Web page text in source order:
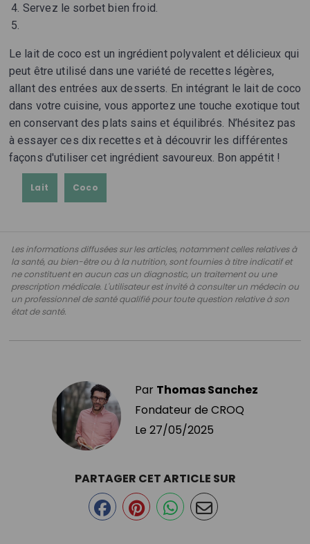
Servez le sorbet bien froid.
Le lait de coco est un ingrédient polyvalent et délicieux qui
peut être utilisé dans une variété de recettes légères,
allant des entrées aux desserts. En intégrant le lait de coco
dans votre cuisine, vous apportez une touche exotique tout
en conservant des plats sains et équilibrés. N’hésitez pas
à essayer ces dix recettes et à découvrir les différentes
façons d'utiliser cet ingrédient savoureux. Bon appétit !
Lait Coco
Les informations diffusées sur les articles, notamment celles relatives à
la santé, au bien-être ou à la nutrition, sont fournies à titre indicatif et
ne constituent en aucun cas un diagnostic, un traitement ou une
prescription médicale. L'utilisateur est invité à consulter un médecin ou
un professionnel de santé qualifié pour toute question relative à son
état de santé.
Par Thomas Sanchez
Fondateur de CROQ
Le 27/05/2025
PARTAGER CET ARTICLE SUR